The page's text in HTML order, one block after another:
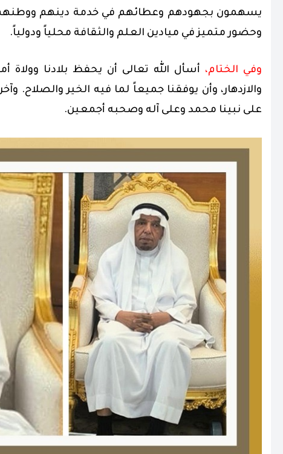
يسهمون بجهودهم وعطائهم في خدمة دينهم
وحضور متميز في ميادين العلم والثقافة محلياً ودولياً.
وفي الختام، أسأل الله تعالى أن يحفظ بلادنا وولاة
والازدهار، وأن يوفقنا جميعاً لما فيه الخير والصلاح.
على نبينا محمد وعلى آله وصحبه أجمعين.